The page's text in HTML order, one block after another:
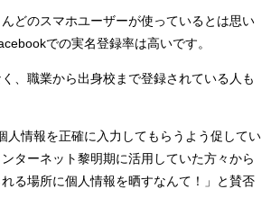
どのスマホユーザーが使っているとは思い
での実名登録率は高いです。
、職業から出身校まで登録されている人も
人情報を正確に入力してもらうよう促してい
ターネット黎明期に活用していた方々から
る場所に個人情報を晒すなんて！」と賛否